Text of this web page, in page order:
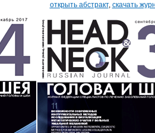
открыть абстракт, скачать